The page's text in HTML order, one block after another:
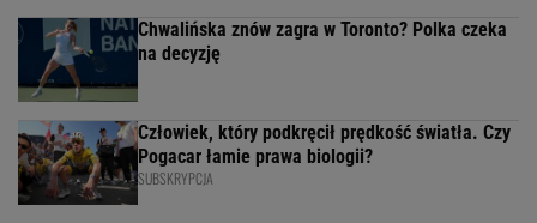
Chwalińska znów zagra w Toronto? Polka czeka
na decyzję
Człowiek, który podkręcił prędkość światła. Czy
Pogacar łamie prawa biologii?
SUBSKRYPCJA